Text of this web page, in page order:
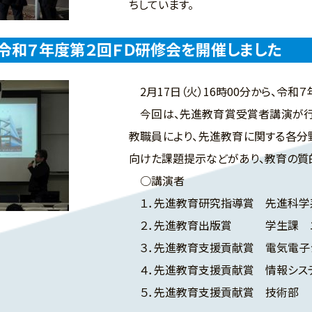
ちしています。
和７年度第２回ＦＤ研修会を開催しました
2月17日（火）16時00分から、令和
今回は、先進教育賞受賞者講演が
教職員により、先進教育に関する各
向けた課題提示などがあり、教育の
○講演者
１．先進教育研究指導賞
２．先進教育出版賞 学生課 エリ
３．先進教育支援貢献賞 電
４．先進教育支援貢献賞
５．先進教育支援貢献